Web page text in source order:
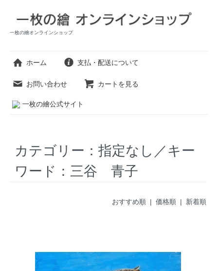
一枚の繪オンラインショップ
ホーム 支払・配送について
お問い合わせ カートを見る
一枚の繪公式サイト
カテゴリー：指定なし／キー
ワード：三谷 青子
おすすめ順 | 価格順| 新着順